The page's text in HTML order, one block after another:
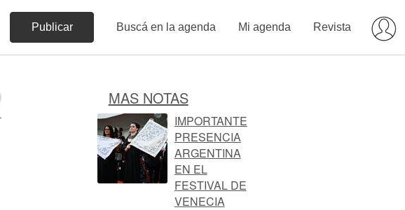
Publicar Buscá en la agenda Mi agenda Revista
MAS NOTAS
IMPORTANTE
PRESENCIA
ARGENTINA
EN EL
FESTIVAL DE
VENECIA